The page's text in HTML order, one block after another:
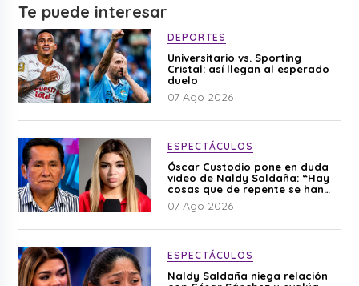
Te puede interesar
DEPORTES
Universitario vs. Sporting
Cristal: así llegan al esperado
duelo
07 Ago 2026
ESPECTÁCULOS
Óscar Custodio pone en duda
video de Naldy Saldaña: “Hay
cosas que de repente se han
editado”
07 Ago 2026
ESPECTÁCULOS
Naldy Saldaña niega relación